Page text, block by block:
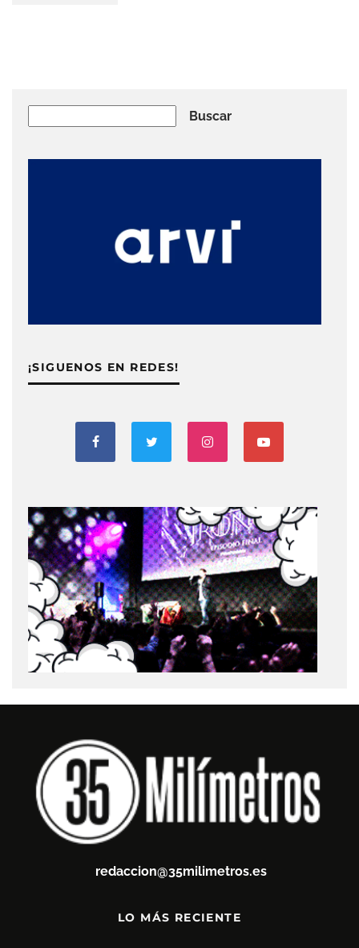
Buscar
¡SIGUENOS EN REDES!
redaccion@35milimetros.es
LO MÁS RECIENTE